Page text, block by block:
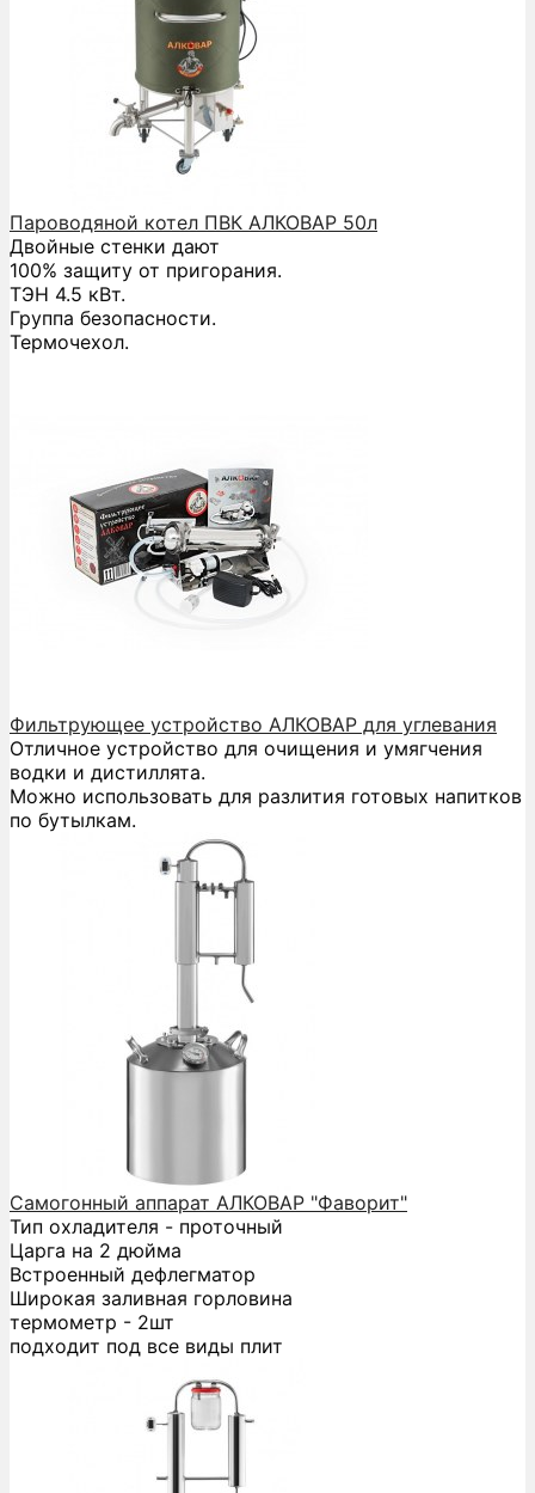
Пароводяной котел ПВК АЛКОВАР 50л
Двойные стенки дают
100% защиту от пригорания.
ТЭН 4.5 кВт.
Группа безопасности.
Термочехол.
Фильтрующее устройство АЛКОВАР для углевания
Отличное устройство для очищения и умягчения
водки и дистиллята.
Можно использовать для разлития готовых напитков
по бутылкам.
Самогонный аппарат АЛКОВАР "Фаворит"
Тип охладителя - проточный
Царга на 2 дюйма
Встроенный дефлегматор
Широкая заливная горловина
термометр - 2шт
подходит под все виды плит